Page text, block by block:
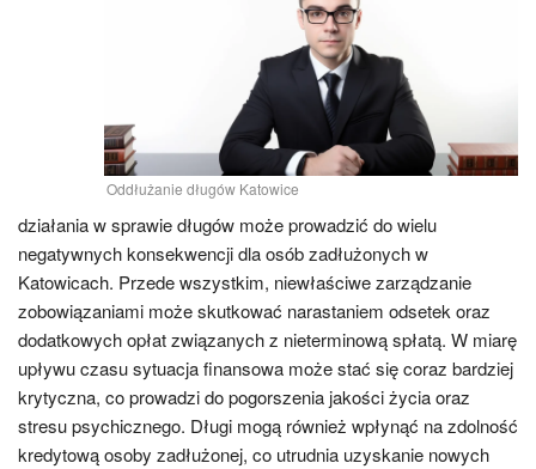
Oddłużanie długów Katowice
działania w sprawie długów może prowadzić do wielu
negatywnych konsekwencji dla osób zadłużonych w
Katowicach. Przede wszystkim, niewłaściwe zarządzanie
zobowiązaniami może skutkować narastaniem odsetek oraz
dodatkowych opłat związanych z nieterminową spłatą. W miarę
upływu czasu sytuacja finansowa może stać się coraz bardziej
krytyczna, co prowadzi do pogorszenia jakości życia oraz
stresu psychicznego. Długi mogą również wpłynąć na zdolność
kredytową osoby zadłużonej, co utrudnia uzyskanie nowych